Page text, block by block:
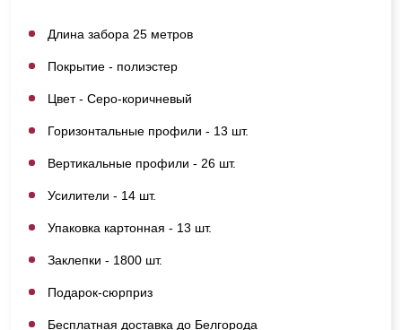
Длина забора 25 метров
Покрытие - полиэстер
Цвет - Серо-коричневый
Горизонтальные профили - 13 шт.
Вертикальные профили - 26 шт.
Усилители - 14 шт.
Упаковка картонная - 13 шт.
Заклепки - 1800 шт.
Подарок-сюрприз
Бесплатная доставка до Белгорода